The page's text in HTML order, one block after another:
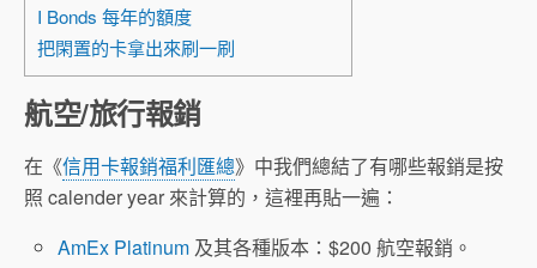
I Bonds 每年的額度
把閑置的卡拿出來刷一刷
航空/旅行報銷
在《信用卡報銷福利匯總》中我們總結了有哪些報銷是按
照 calender year 來計算的，這裡再貼一遍：
AmEx Platinum 及其各種版本：$200 航空報銷。